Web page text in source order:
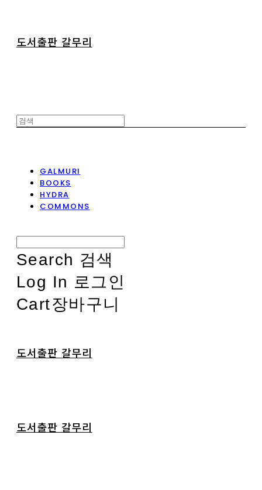
도서출판 갈무리
GALMURI
BOOKS
HYDRA
COMMONS
Search 검색
Log In 로그인
Cart장바구니
도서출판 갈무리
도서출판 갈무리